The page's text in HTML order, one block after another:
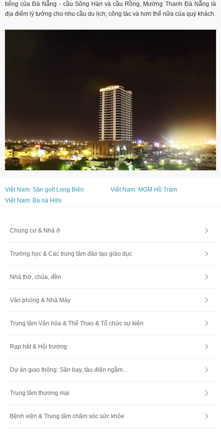
tiếng của Đà Nẵng - cầu Sông Hàn và cầu Rồng, Mường Thanh Đà Nẵng là
địa điểm lý tưởng cho nhu cầu du lịch, công tác và hơn thế nữa của quý khách.
Việt Nam: Sân golf Long Biên
Việt Nam: Bà nà Hills
Việt Nam: MGM Hồ Tràm
Chung cư & Nhà ở
Trường học & Các trung tâm đào tạo giáo dục
Nhà thờ, chùa, đền
Văn phòng & Nhà Máy
Trung tâm Văn hóa & Thể Thao & Tổ chức sự kiện
Rạp hát & Hội trường
Dự án giao thông: Sân bay, tàu điện ngầm...
Trung tâm thương mại
Bệnh viện & Trung tâm chăm sóc sức khỏe